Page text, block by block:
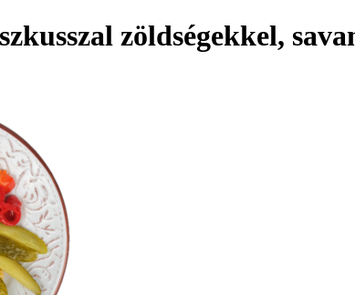
zöldségekkel,